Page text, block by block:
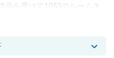
示を受けて1053のルームキ
に気づき、フロントに電
理が必要とつげられる。暫く
いり、14時に再度チェック
Akira F. さんのレビューへのホ